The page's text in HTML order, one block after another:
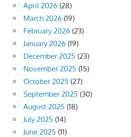
April 2026 (28)
March 2026 (19)
February 2026 (23)
January 2026 (19)
December 2025 (23)
November 2025 (15)
October 2025 (27)
September 2025 (30)
August 2025 (18)
July 2025 (14)
June 2025 (11)